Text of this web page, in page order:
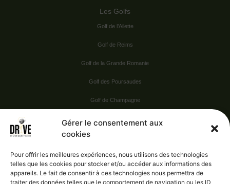
Gérer le consentement aux
cookies
Pour offrir les meilleures expériences, nous utilisons des technologies
telles que les cookies pour stocker et/ou accéder aux informations des
appareils. Le fait de consentir à ces technologies nous permettra de
traiter des données telles que le comportement de navigation ou les ID
Les Golfs
Golf de l’Ailette
Golf de Reims
Golf de la Grande Romanie
Golf des Poursaudes
Golf de Champagne
Vie pratique